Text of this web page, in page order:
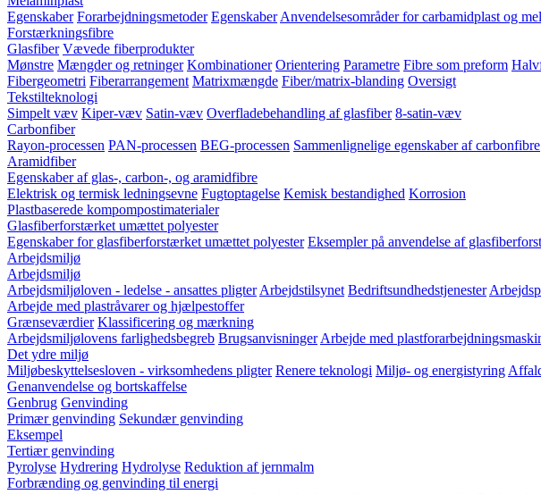
Egenskaber Forarbejdningsmetoder Egenskaber Anvendelsesområder for carbamidplast og
Forstærkningsfibre
Glasfiber Vævede fiberprodukter
Mønstre Mængder og retninger Kombinationer Orientering Parametre Fibre som preform
Fibergeometri Fiberarrangement Matrixmængde Fiber/matrix-blanding Oversigt
Tekstilteknologi
Simpelt væv Kiper-væv Satin-væv Overfladebehandling af glasfiber 8-satin-væv
Carbonfiber
Rayon-processen PAN-processen BEG-processen Sammenlignelige egenskaber af carbonfibre
Aramidfiber
Egenskaber af glas-, carbon-, og aramidfibre
Elektrisk og termisk ledningsevne Fugtoptagelse Kemisk bestandighed Korrosion
Plastbaserede kompompostimaterialer
Glasfiberforstærket umættet polyester
Egenskaber for glasfiberforstærket umættet polyester Eksempler på anvendelse af
Arbejdsmiljø
Arbejdsmiljø
Arbejdsmiljøloven - ledelse - ansattes pligter Arbejdstilsynet Bedriftsundhedstjenester
Arbejde med plastråvarer og hjælpestoffer
Grænseværdier Klassificering og mærkning
Arbejdsmiljølovens farlighedsbegreb Brugsanvisninger Arbejde med
Det ydre miljø
Miljøbeskyttelsesloven - virksomhedens pligter Renere teknologi Miljø- og energistyring
Genanvendelse og bortskaffelse
Genbrug Genvinding
Primær genvinding Sekundær genvinding
Eksempel
Tertiær genvinding
Pyrolyse Hydrering Hydrolyse Reduktion af jernmalm
Forbrænding og genvinding til energi